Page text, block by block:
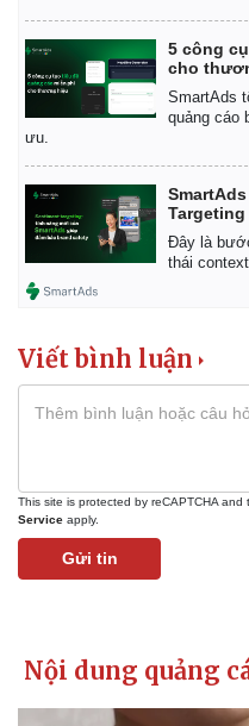
Bất động sản
Khởi nghiệp
5 công
cho
SmartAds
quảng cáo
ưu.
Đây là
thái
Viết bình luận
This site is protected by reCAPTCHA and
Service apply.
Gửi tin